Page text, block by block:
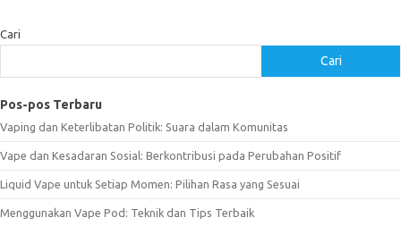
Cari
Cari
Pos-pos Terbaru
Vaping dan Keterlibatan Politik: Suara dalam Komunitas
Vape dan Kesadaran Sosial: Berkontribusi pada Perubahan Positif
Liquid Vape untuk Setiap Momen: Pilihan Rasa yang Sesuai
Menggunakan Vape Pod: Teknik dan Tips Terbaik